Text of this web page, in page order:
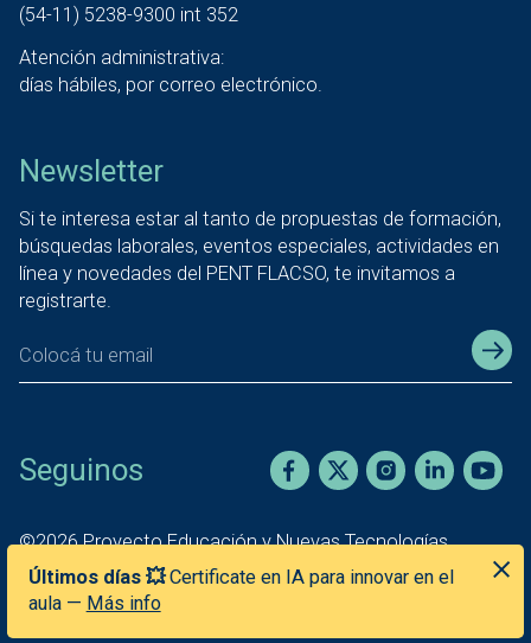
Últimos días 💥Certificate en IA para innovar en el
aula — Más info
(54-11) 5238-9300 int 352
Atención administrativa:
días hábiles, por correo electrónico.
Newsletter
Si te interesa estar al tanto de propuestas de formación,
búsquedas laborales, eventos especiales, actividades en
línea y novedades del PENT FLACSO, te invitamos a
registrarte.
©2026Proyecto Educación y Nuevas Tecnologías
Facultad Latinoamericana de Ciencias Sociales—Sede
Argentina
Seguinos